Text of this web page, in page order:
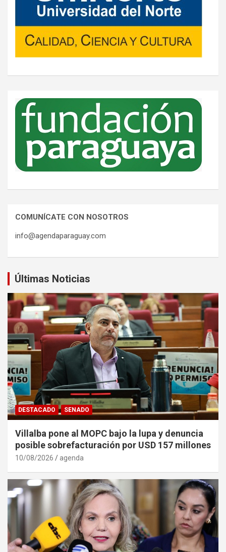
COMUNÍCATE CON NOSOTROS
info@agendaparaguay.com
Últimas Noticias
DESTACADO SENADO
Villalba pone al MOPC bajo la lupa y denuncia
posible sobrefacturación por USD 157 millones
10/08/2026 agenda